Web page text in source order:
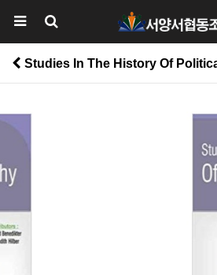
Studies In The History Of Political